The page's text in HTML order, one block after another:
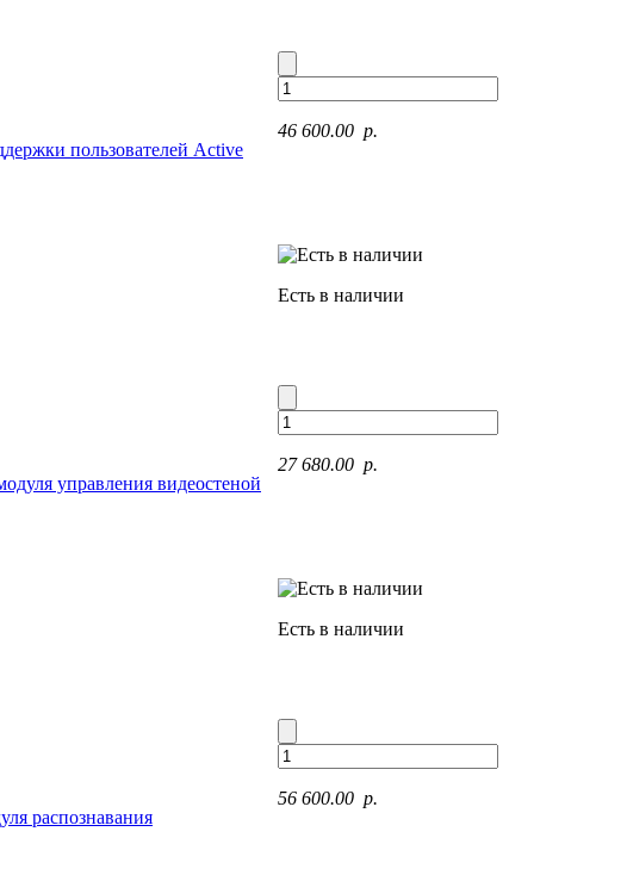
пользователей Active
46 600.00 p.
Есть в наличии
управления видеостеной
27 680.00 p.
Есть в наличии
распознавания
56 600.00 p.